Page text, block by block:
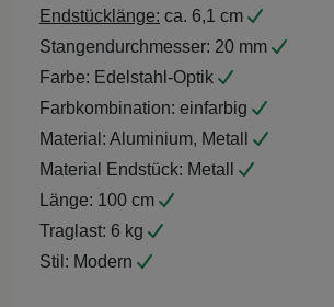
Endstücklänge: ca. 6,1 cm
Stangendurchmesser: 20 mm
Farbe: Edelstahl-Optik
Farbkombination: einfarbig
Material: Aluminium, Metall
Material Endstück: Metall
Länge: 100 cm
Traglast: 6 kg
Stil: Modern